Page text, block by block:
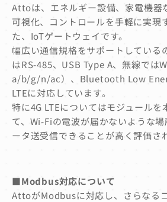
Attoは、エネルギー設備、家電機器
可視化、コントロールを手軽に実現
た、IoTゲートウェイです。
幅広い通信規格をサポートしている
はRS-485、USB Type A、無線では
a/b/g/n/ac）、Bluetooth Low
LTEに対応しています。
特に4G LTEについてはモジュールを
て、Wi-Fiの電波が届かないような
ータ送受信できることが高く評価さ
■Modbus対応について
AttoがModbusに対応し、さらなる